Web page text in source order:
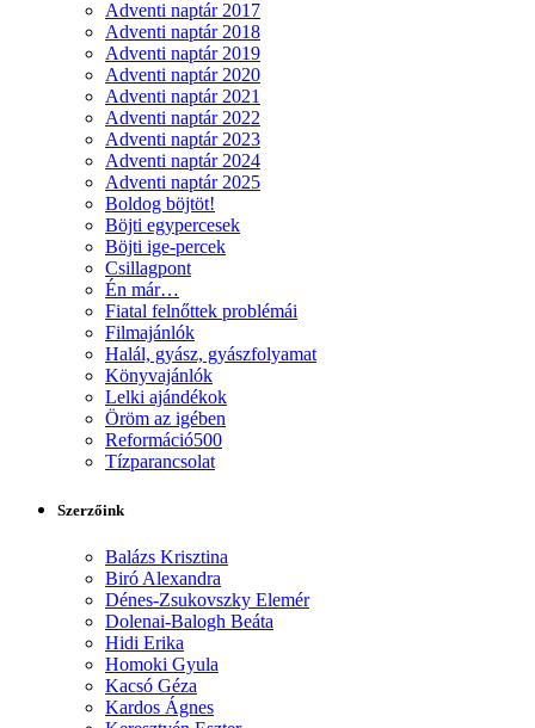
Adventi naptár 2017
Adventi naptár 2018
Adventi naptár 2019
Adventi naptár 2020
Adventi naptár 2021
Adventi naptár 2022
Adventi naptár 2023
Adventi naptár 2024
Adventi naptár 2025
Boldog böjtöt!
Böjti egypercesek
Böjti ige-percek
Csillagpont
Én már…
Fiatal felnőttek problémái
Filmajánlók
Halál, gyász, gyászfolyamat
Könyvajánlók
Lelki ajándékok
Öröm az igében
Reformáció500
Tízparancsolat
Szerzőink
Balázs Krisztina
Biró Alexandra
Dénes-Zsukovszky Elemér
Dolenai-Balogh Beáta
Hidi Erika
Homoki Gyula
Kacsó Géza
Kardos Ágnes